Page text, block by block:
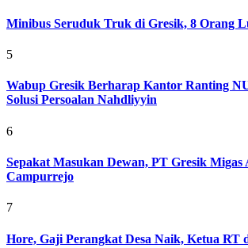
Minibus Seruduk Truk di Gresik, 8 Orang
5
Wabup Gresik Berharap Kantor Ranting
Solusi Persoalan Nahdliyyin
6
Sepakat Masukan Dewan, PT Gresik Migas
Campurrejo
7
Hore, Gaji Perangkat Desa Naik, Ketua RT